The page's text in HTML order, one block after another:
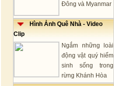
Đông và Myanmar
Hình Ảnh Quê Nhà - Video
Clip
Ngắm những loài
động vật quý hiếm
sinh sống trong
rừng Khánh Hòa